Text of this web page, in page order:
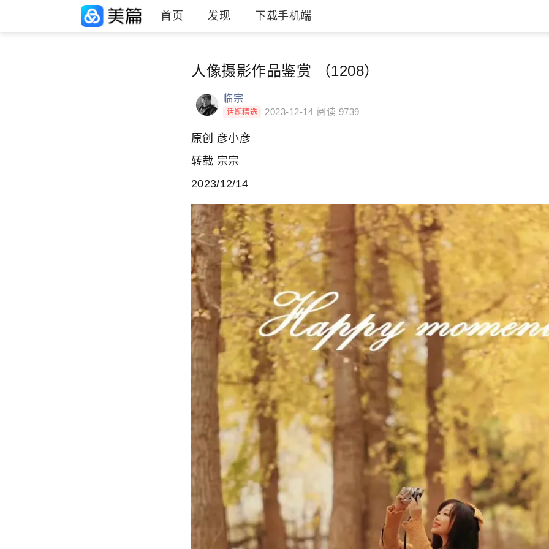
首页 发现 下载手机端
人像摄影作品鉴赏 （1208）
临宗
话题精选 2023-12-14 阅读 9739
原创 彦小彦
转载 宗宗
2023/12/14